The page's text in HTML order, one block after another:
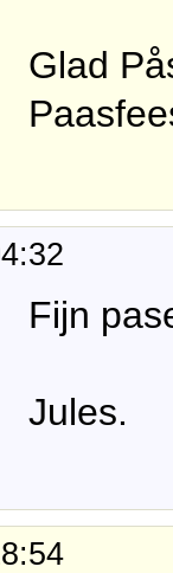
Glad
Fijn
Jules.